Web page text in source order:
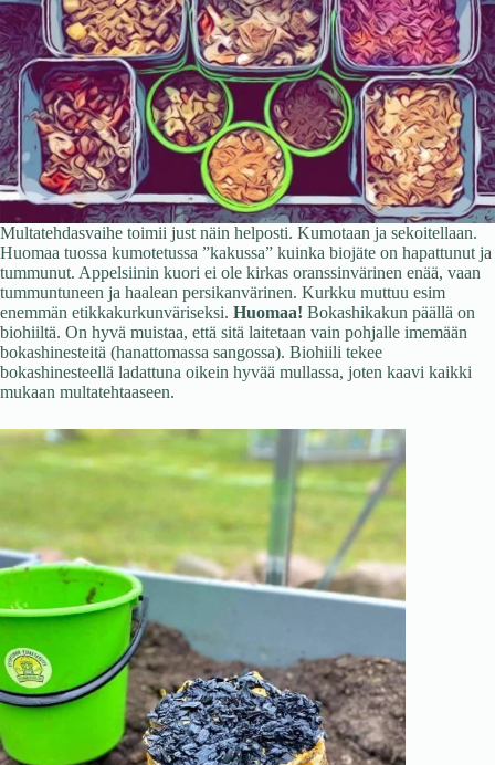
Multatehdasvaihe toimii just näin helposti. Kumotaan ja sekoitellaan.
Huomaa tuossa kumotetussa ”kakussa” kuinka biojäte on hapattunut ja
tummunut. Appelsiinin kuori ei ole kirkas oranssinvärinen enää, vaan
tummuntuneen ja haalean persikanvärinen. Kurkku muttuu esim
enemmän etikkakurkunväriseksi. Huomaa! Bokashikakun päällä on
biohiiltä. On hyvä muistaa, että sitä laitetaan vain pohjalle imemään
bokashinesteitä (hanattomassa sangossa). Biohiili tekee
bokashinesteellä ladattuna oikein hyvää mullassa, joten kaavi kaikki
mukaan multatehtaaseen.